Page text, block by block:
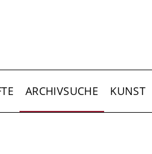
ARCHIVSUCHE KUNST